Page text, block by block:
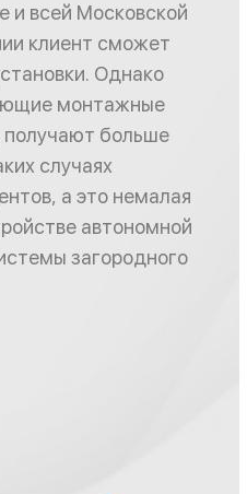
и всей Московской
клиент сможет
Однако
монтажные
получают больше
случаях
а это немалая
автономной
загородного